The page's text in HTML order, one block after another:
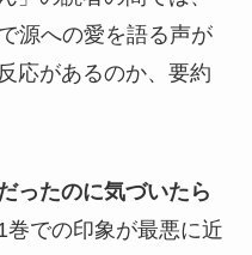
源への愛を語る声が
応があるのか、要約
ったのに気づいたら
巻での印象が最悪に近